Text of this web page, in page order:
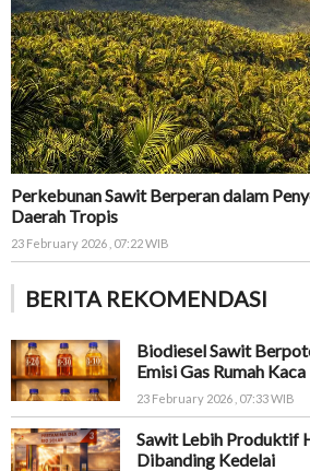
Perkebunan Sawit Berperan dalam
Daerah Tropis
23 February 2026 , 07:22 WIB
BERITA REKOMENDASI
Biodiesel Sawit
Emisi Gas Rumah Kaca
23 February 2026 , 07:33 WIB
Sawit Lebih Produktif
Dibanding Kedelai